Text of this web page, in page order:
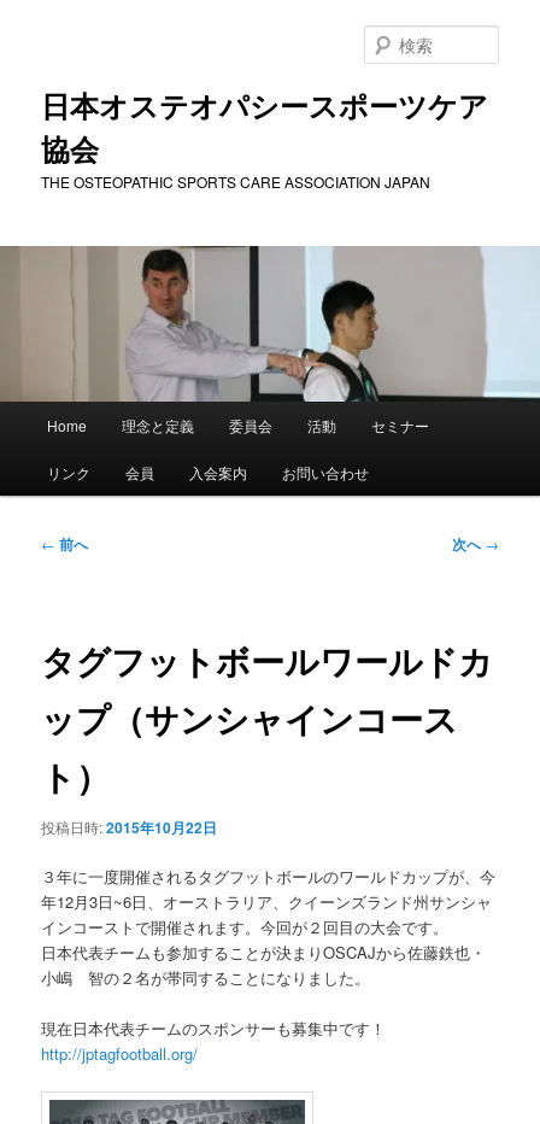
移
日本オステオパシースポーツケア
協会
THE OSTEOPATHIC SPORTS CARE ASSOCIATION JAPAN
索
メ
Home 理念と定義 委員会 活動 セミナー
リンク 会員 入会案内 お問い合わせ
投
ゲ
ー
ョ
ン
← 前へ 次へ→
タグフットボールワールドカ
ップ（サンシャインコース
ト）
投稿日時:2015年10月22日
３年に一度開催されるタグフットボールのワールドカップが、今
年12月3日~6日、オーストラリア、クイーンズランド州サンシャ
インコーストで開催されます。今回が２回目の大会です。
日本代表チームも参加することが決まりOSCAJから佐藤鉄也・
小嶋 智の２名が帯同することになりました。
現在日本代表チームのスポンサーも募集中です！
http://jptagfootball.org/